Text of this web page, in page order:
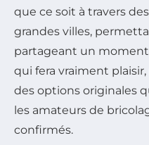
que ce soit à travers
grandes villes,
partageant un moment
qui fera vraiment
des options originales
les amateurs de
confirmés.